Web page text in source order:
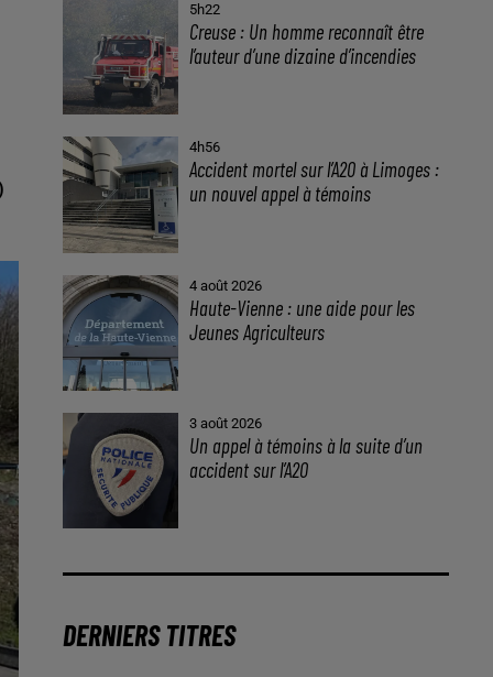
5h22
Creuse : Un homme reconnaît être
l’auteur d’une dizaine d’incendies
4h56
Accident mortel sur l’A20 à Limoges :
un nouvel appel à témoins
4 août 2026
Haute-Vienne : une aide pour les
Jeunes Agriculteurs
3 août 2026
Un appel à témoins à la suite d’un
accident sur l’A20
DERNIERS TITRES